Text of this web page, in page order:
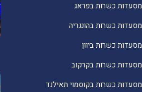
מסעדות כשרות בפראג
מסעדות כשרות בהונגריה
מסעדות כשרות ביוון
מסעדות כשרות בקרקוב
מסעדות כשרות בקוסמוי תאילנד